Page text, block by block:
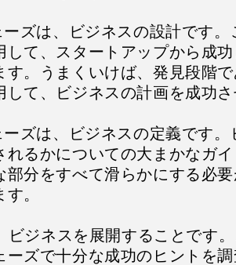
ーズは、ビジネスの設計です
して、スタートアップから成
す。うまくいけば、発見段階
して、ビジネスの計画を成功さ
ーズは、ビジネスの定義です
れるかについての大まかなガ
部分をすべて滑らかにする必
。
ビジネスを展開することです
ーズで十分な成功のヒントを